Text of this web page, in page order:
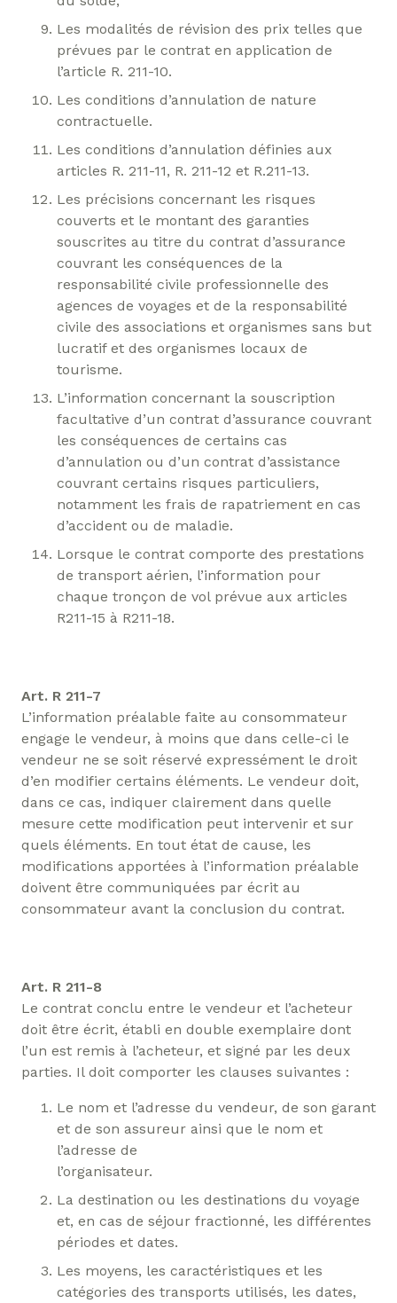
Les modalités de révision des prix telles que
prévues par le contrat en application de
l’article R. 211-10.
Les conditions d’annulation de nature
contractuelle.
Les conditions d’annulation définies aux
articles R. 211-11, R. 211-12 et R.211-13.
Les précisions concernant les risques
couverts et le montant des garanties
souscrites au titre du contrat d’assurance
couvrant les conséquences de la
responsabilité civile professionnelle des
agences de voyages et de la responsabilité
civile des associations et organismes sans but
lucratif et des organismes locaux de
tourisme.
L’information concernant la souscription
facultative d’un contrat d’assurance couvrant
les conséquences de certains cas
d’annulation ou d’un contrat d’assistance
couvrant certains risques particuliers,
notamment les frais de rapatriement en cas
d’accident ou de maladie.
Lorsque le contrat comporte des prestations
de transport aérien, l’information pour
chaque tronçon de vol prévue aux articles
R211-15 à R211-18.
Art. R 211-7
L’information préalable faite au consommateur
engage le vendeur, à moins que dans celle-ci le
vendeur ne se soit réservé expressément le droit
d’en modifier certains éléments. Le vendeur doit,
dans ce cas, indiquer clairement dans quelle
mesure cette modification peut intervenir et sur
quels éléments. En tout état de cause, les
modifications apportées à l’information préalable
doivent être communiquées par écrit au
consommateur avant la conclusion du contrat.
Art. R 211-8
Le contrat conclu entre le vendeur et l’acheteur
doit être écrit, établi en double exemplaire dont
l’un est remis à l’acheteur, et signé par les deux
parties. Il doit comporter les clauses suivantes :
Le nom et l’adresse du vendeur, de son garant
et de son assureur ainsi que le nom et
l’adresse de
l’organisateur.
La destination ou les destinations du voyage
et, en cas de séjour fractionné, les différentes
périodes et dates.
Les moyens, les caractéristiques et les
catégories des transports utilisés, les dates,